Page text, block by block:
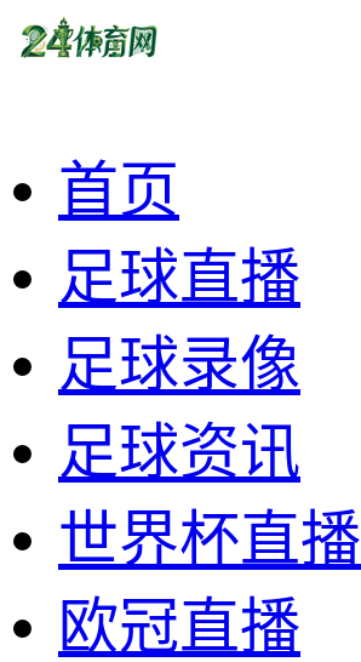
首页
足球直播
足球录像
足球资讯
世界杯直播
欧冠直播